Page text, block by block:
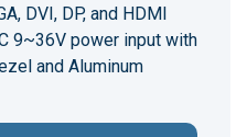
DVI, DP, and HDMI
9~36V power input with
and Aluminum